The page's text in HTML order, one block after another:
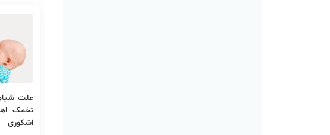
علت
تخمک
اشکوری